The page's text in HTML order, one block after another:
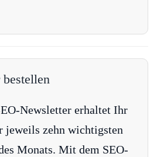
Newsletter erhaltet Ihr
jeweils zehn wichtigsten
Monats. Mit dem SEO-